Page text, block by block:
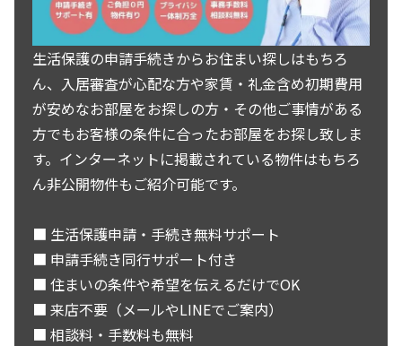
生活保護の申請手続きからお住まい探しはもちろ
ん、入居審査が心配な方や家賃・礼金含め初期費用
が安めなお部屋をお探しの方・その他ご事情がある
方でもお客様の条件に合ったお部屋をお探し致しま
す。インターネットに掲載されている物件はもちろ
ん非公開物件もご紹介可能です。
■ 生活保護申請・手続き無料サポート
■ 申請手続き同行サポート付き
■ 住まいの条件や希望を伝えるだけでOK
■ 来店不要（メールやLINEでご案内）
■ 相談料・手数料も無料